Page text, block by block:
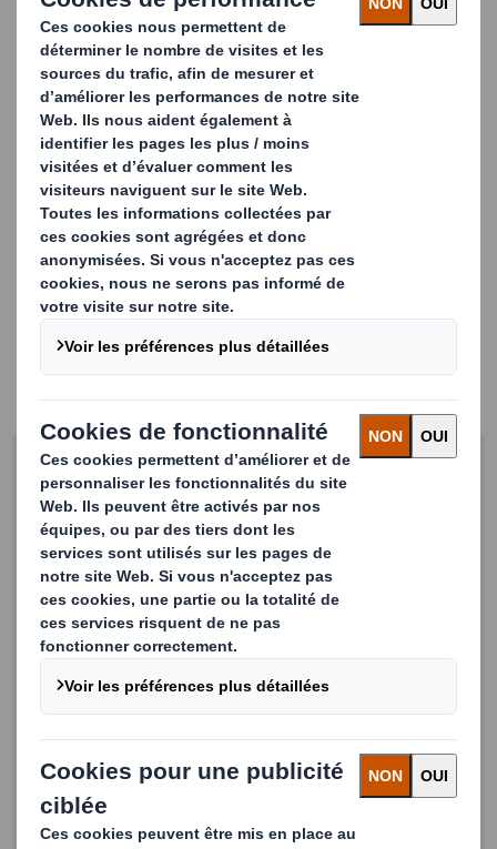
L'expertise de DS Smith et de leaders du secteur
tels que Bosch, Versuni, TPV Automotive
et Schréder.
L'impact de la nouvelle réglementation sur les
déchets d'emballages (PPWR) sur votre
entreprise.
Les moyens de réduire les coûts, de minimiser la
production de déchets et d'assurer la protection
de vos produits.
Déjà visionné par plus de 500 professionnels de
l'emballage à travers
l'Europe.Remplissezleformulairepour yaccéder.
Get Full Access to the Webinar
First Name
Last Name
Business Phone